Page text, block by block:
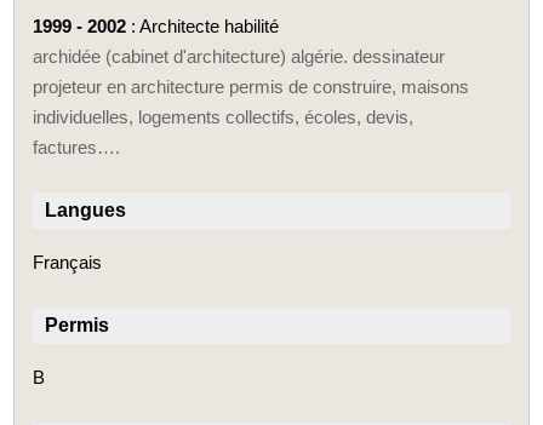
1999 - 2002 : Architecte habilité
archidée (cabinet d'architecture) algérie. dessinateur
projeteur en architecture permis de construire, maisons
individuelles, logements collectifs, écoles, devis,
factures….
Langues
Français
Permis
B